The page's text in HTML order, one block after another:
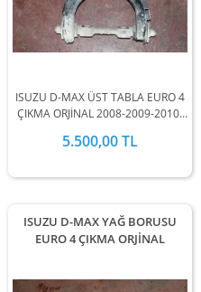
ISUZU D-MAX ÜST TABLA EURO 4
ÇIKMA ORJİNAL 2008-2009-2010-
STOKLARIMIZDA MEVCUTTUR.
5.500,00 TL
ISUZU D-MAX YAĞ BORUSU
EURO 4 ÇIKMA ORJİNAL